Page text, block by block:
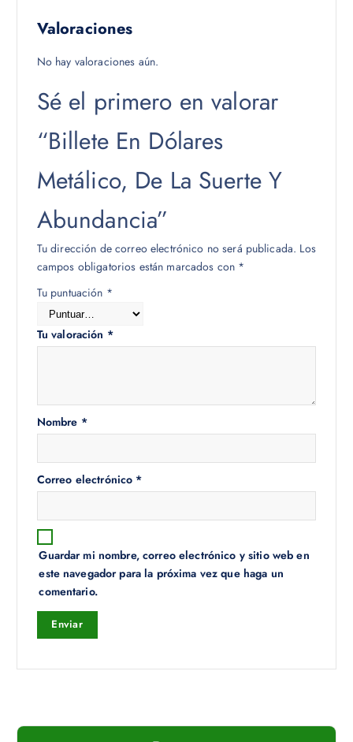
Valoraciones
No hay valoraciones aún.
Sé el primero en valorar
“Billete En Dólares
Metálico, De La Suerte Y
Abundancia”
Tu dirección de correo electrónico no será publicada. Los
campos obligatorios están marcados con *
Tu puntuación *
Tu valoración *
Nombre *
Correo electrónico *
Guardar mi nombre, correo electrónico y sitio web en
este navegador para la próxima vez que haga un
comentario.